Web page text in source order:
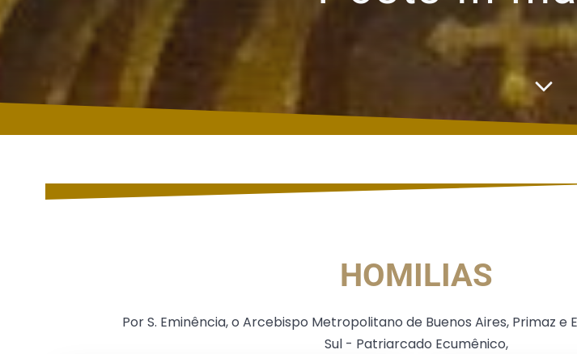
HOMILIAS
Por S. Eminência, o Arcebispo Metropolitano de Buenos Aires, Primaz e
Sul - Patriarcado Ecumênico,